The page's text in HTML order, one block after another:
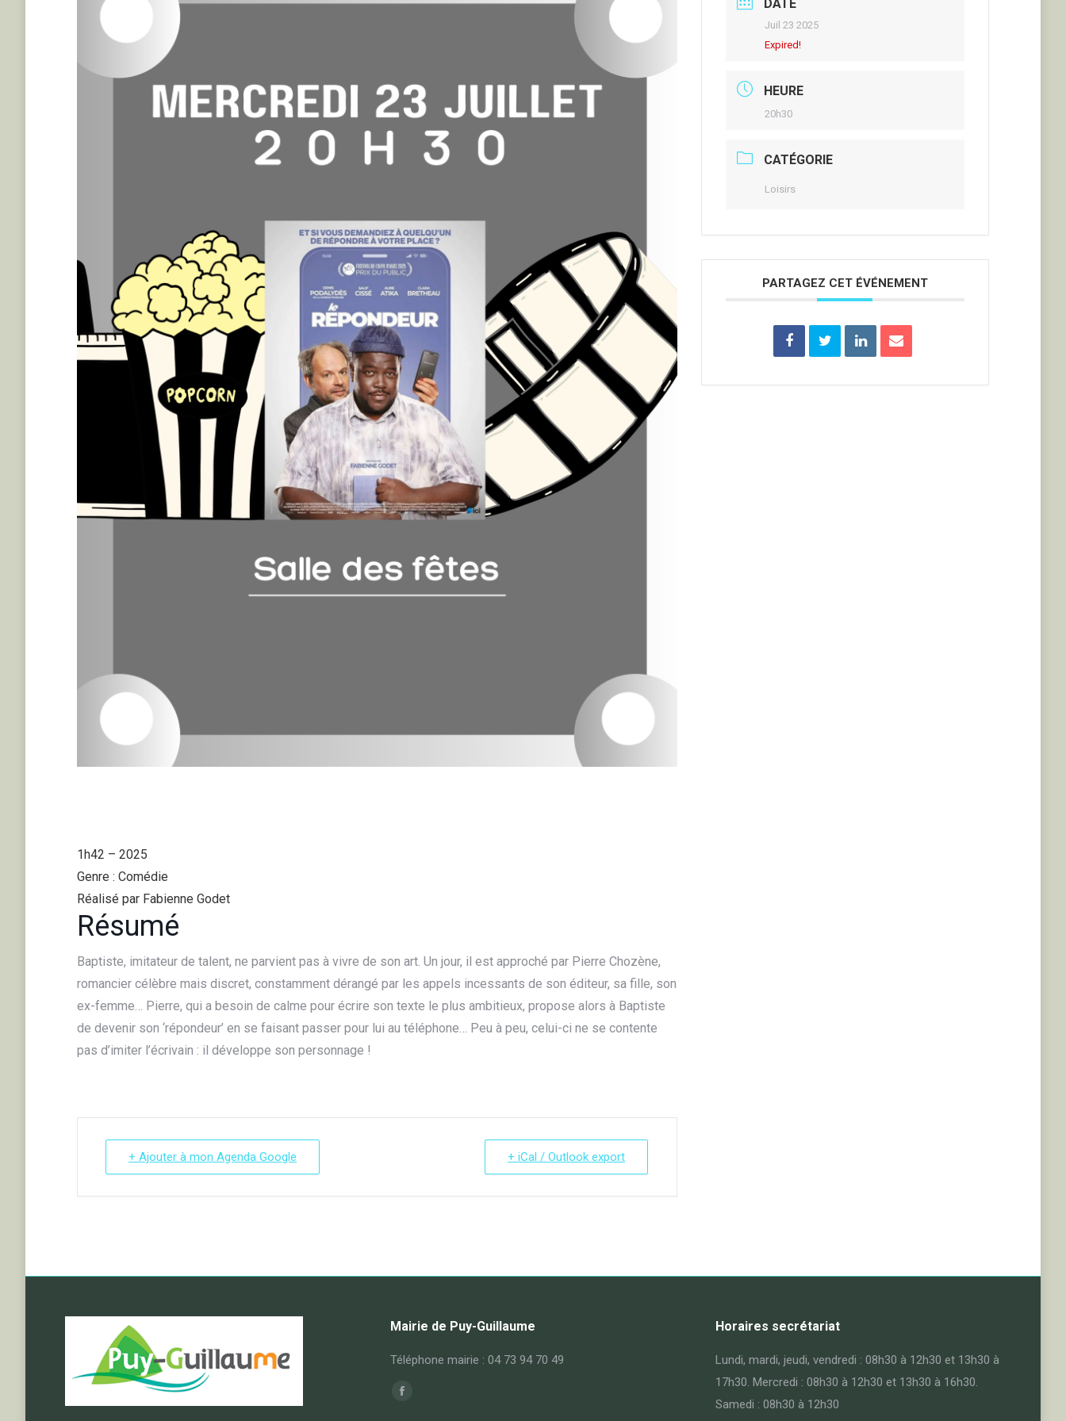
1h42 – 2025
Genre : Comédie
Réalisé par Fabienne Godet
Résumé
Baptiste, imitateur de talent, ne parvient pas à vivre de son art. Un jour, il est approché par Pierre Chozène,
romancier célèbre mais discret, constamment dérangé par les appels incessants de son éditeur, sa fille, son
ex-femme… Pierre, qui a besoin de calme pour écrire son texte le plus ambitieux, propose alors à Baptiste
de devenir son ‘répondeur’ en se faisant passer pour lui au téléphone… Peu à peu, celui-ci ne se contente
pas d’imiter l’écrivain : il développe son personnage !
+ Ajouter à mon Agenda Google + iCal / Outlook export
DATE
Juil 23 2025
Expired!
HEURE
20h30
CATÉGORIE
Loisirs
PARTAGEZ CET ÉVÉNEMENT
Mairie de Puy-Guillaume
Téléphone mairie : 04 73 94 70 49
Trouvez nous sur :
Facebook
Horaires secrétariat
Lundi, mardi, jeudi, vendredi : 08h30 à 12h30 et 13h30 à
17h30. Mercredi : 08h30 à 12h30 et 13h30 à 16h30.
Samedi : 08h30 à 12h30